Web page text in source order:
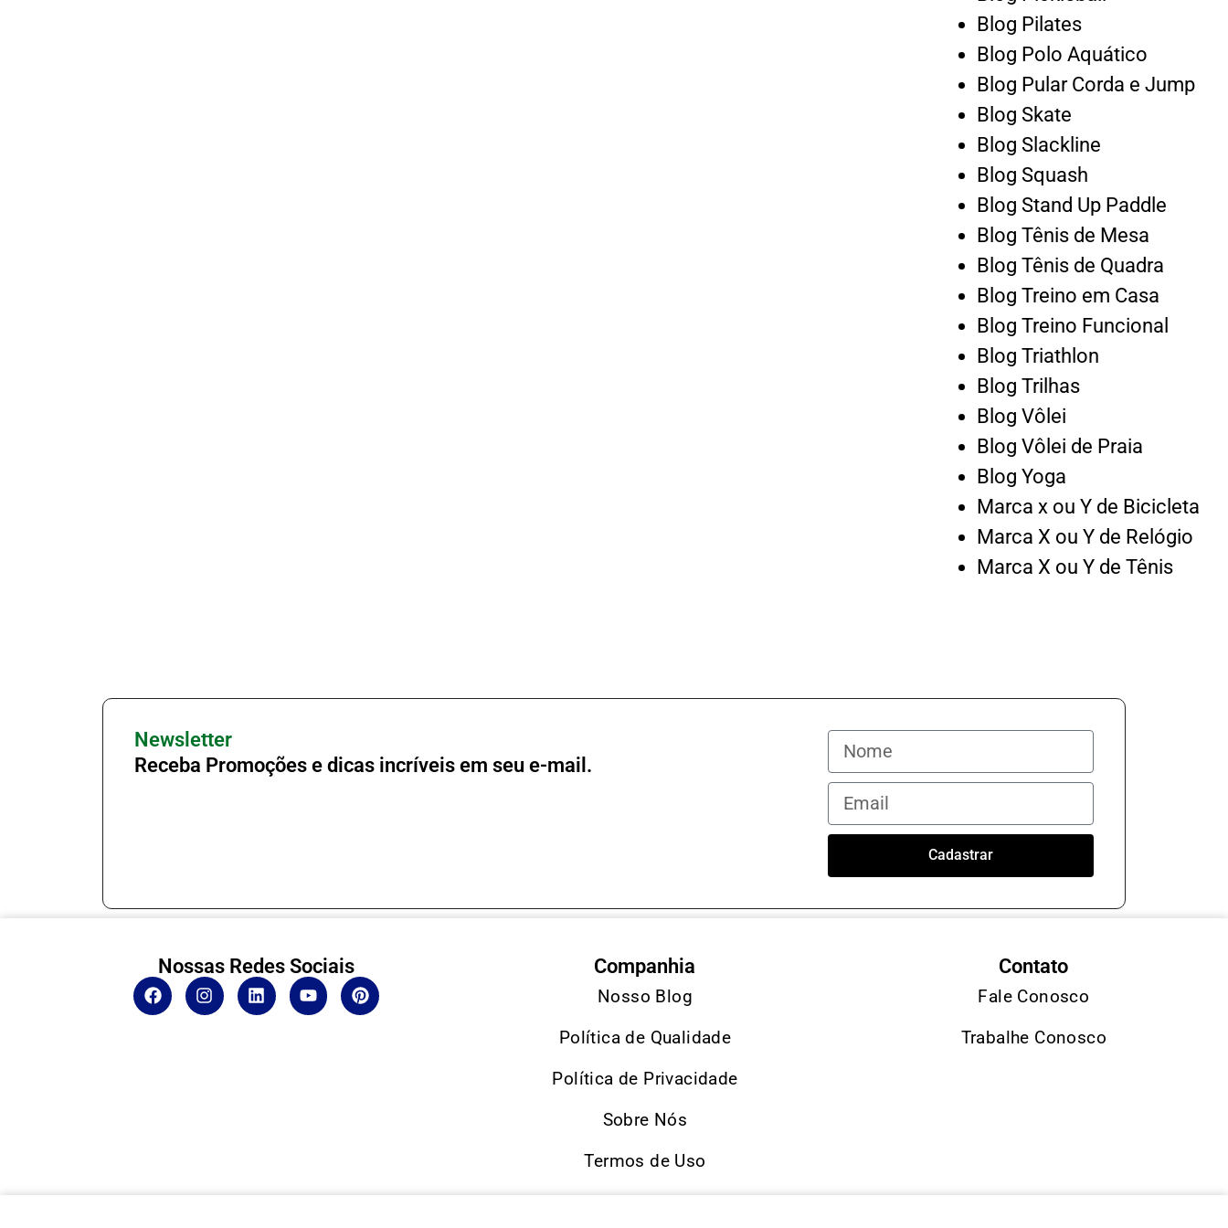
Blog Pilates
Blog Polo Aquático
Blog Pular Corda e Jump
Blog Skate
Blog Slackline
Blog Squash
Blog Stand Up Paddle
Blog Tênis de Mesa
Blog Tênis de Quadra
Blog Treino em Casa
Blog Treino Funcional
Blog Triathlon
Blog Trilhas
Blog Vôlei
Blog Vôlei de Praia
Blog Yoga
Marca x ou Y de Bicicleta
Marca X ou Y de Relógio
Marca X ou Y de Tênis
Newsletter
Receba Promoções e dicas incríveis em seu e-mail.
Cadastrar
Nossas Redes Sociais Companhia
Nosso Blog
Política de Qualidade
Política de Privacidade
Sobre Nós
Termos de Uso
Contato
Fale Conosco
Trabalhe Conosco